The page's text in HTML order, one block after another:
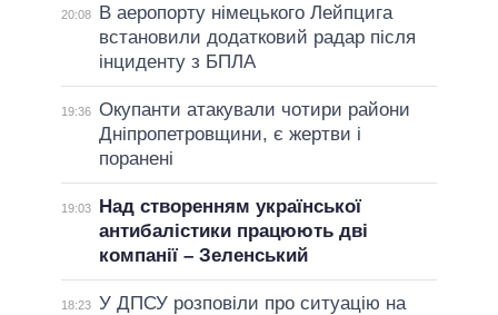
20:08
В аеропорту німецького Лейпцига
встановили додатковий радар після
інциденту з БПЛА
19:36 Окупанти атакували чотири райони
Дніпропетровщини, є жертви і
поранені
19:03
Над створенням української
антибалістики працюють дві
компанії – Зеленський
18:23 У ДПСУ розповіли про ситуацію на